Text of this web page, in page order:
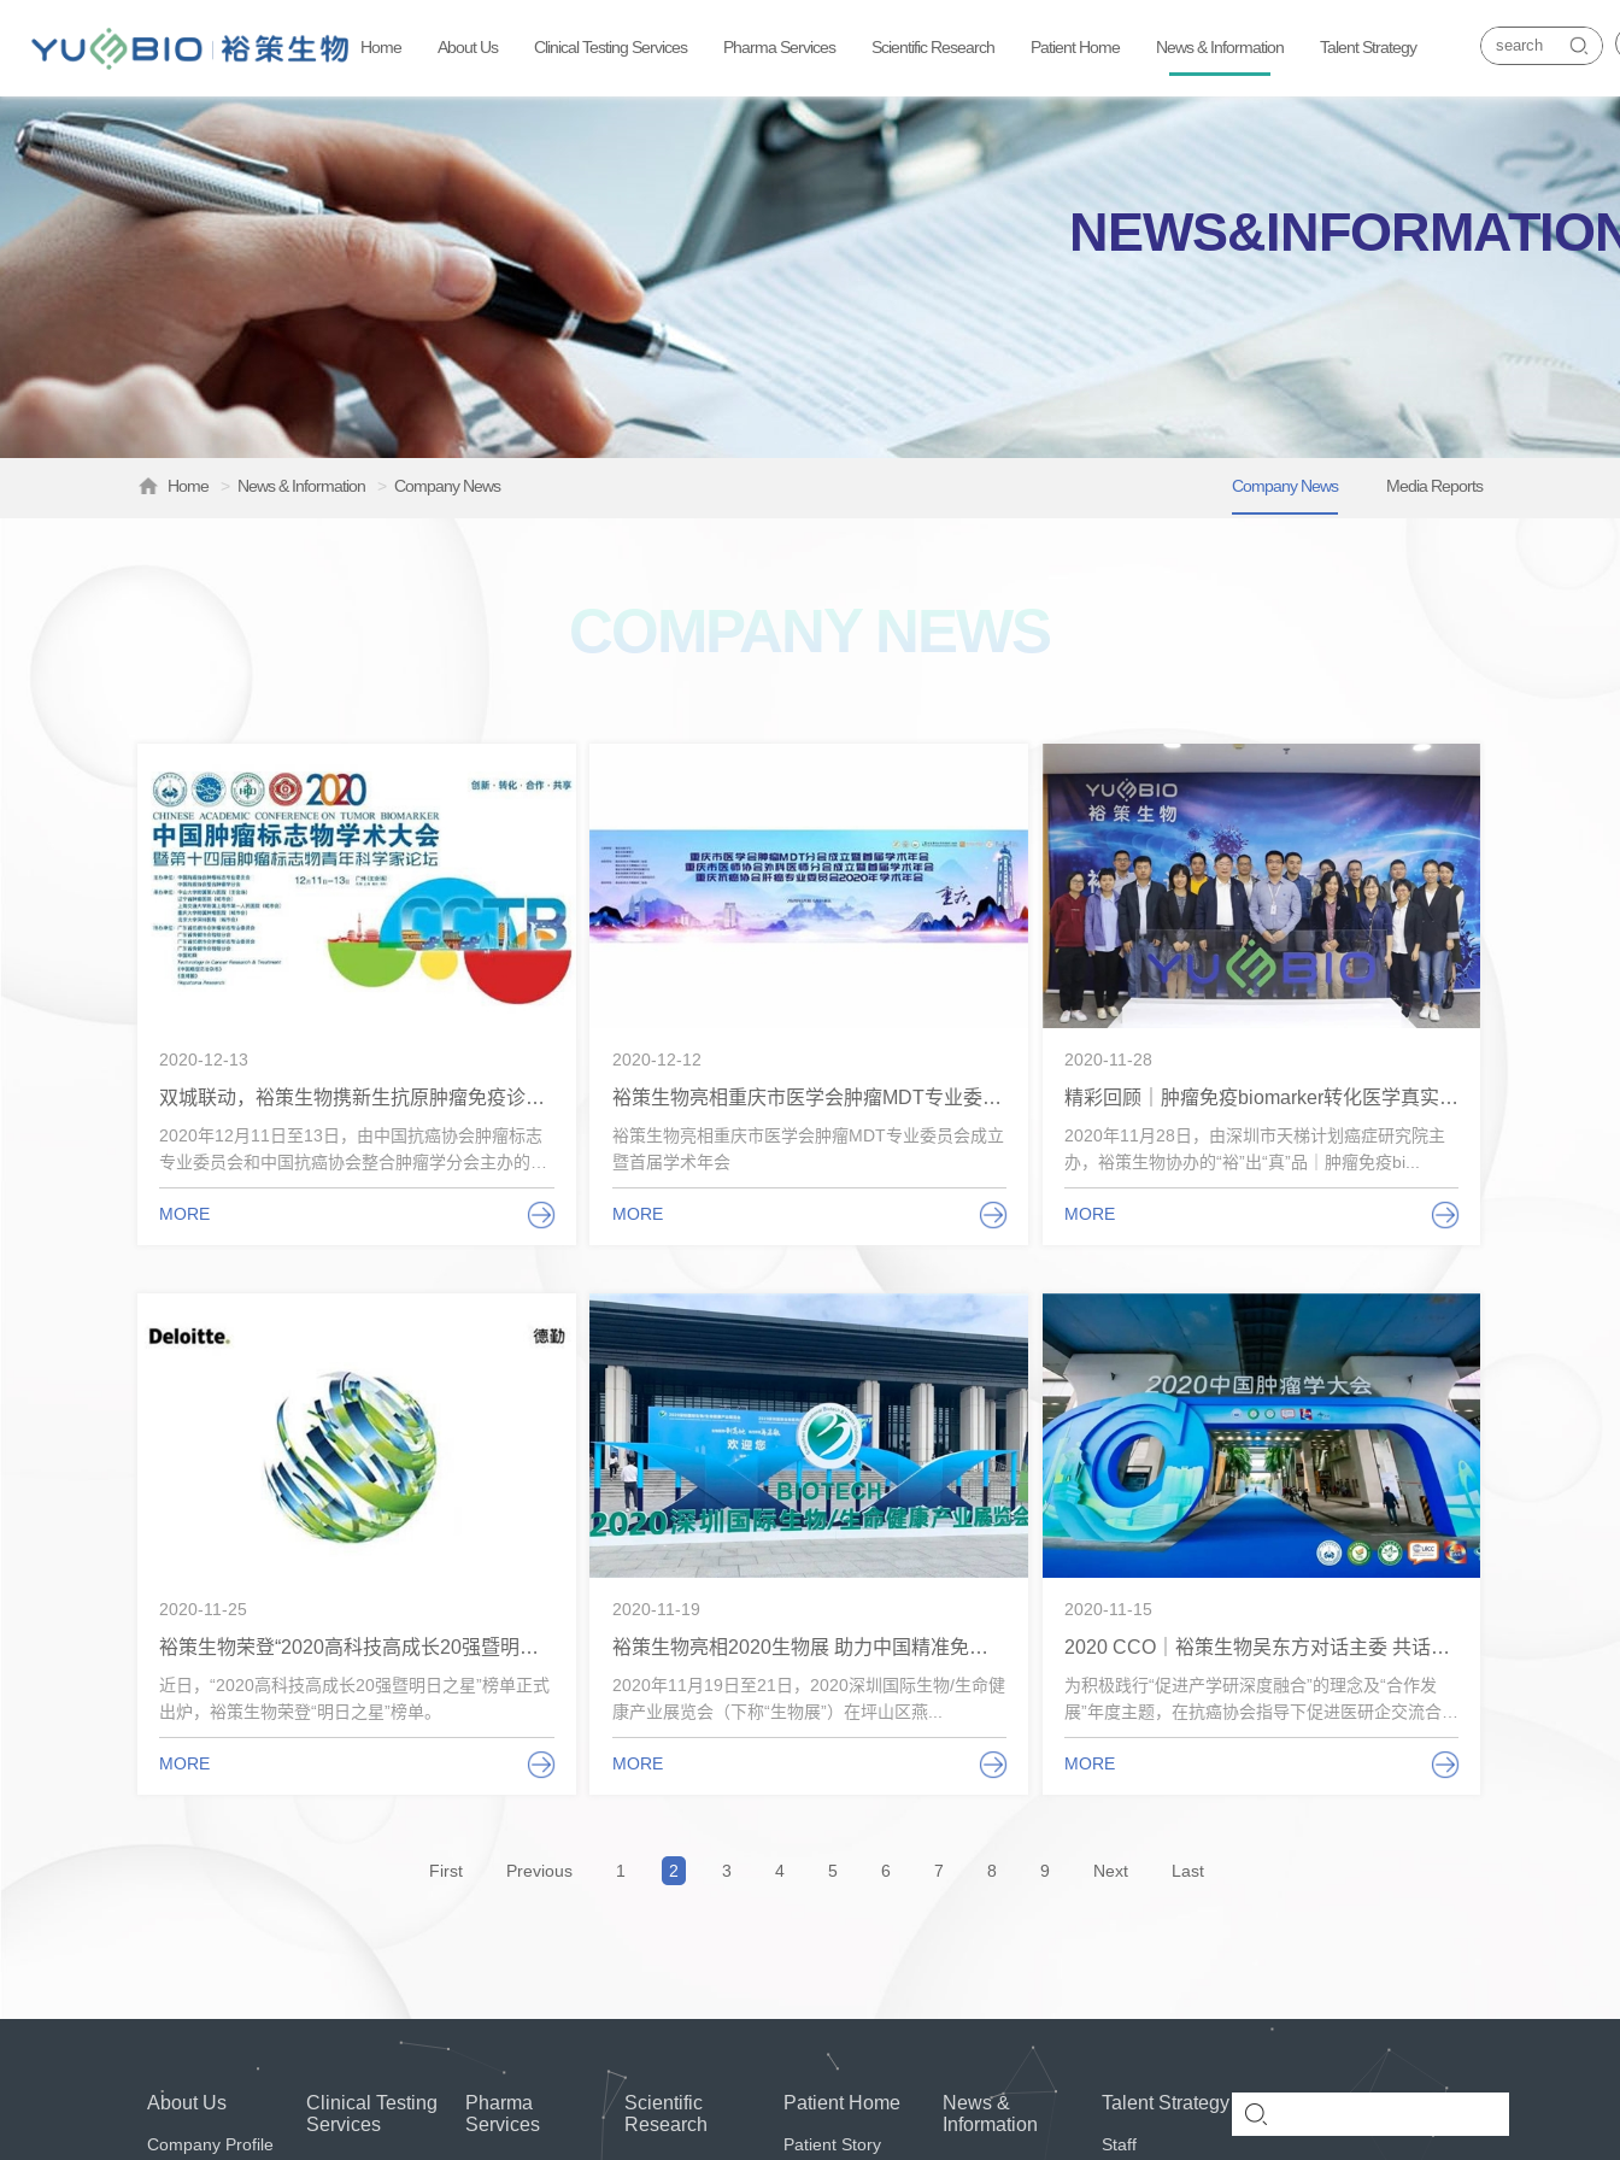
Home About Us Clinical Testing Services Pharma Services Scientific Research Patient Home News & Information Talent Strategy
Home > News & Information > Company News Company News Media Reports
COMPANY NEWS
2020-12-13
双城联动，裕策生物携新生抗原肿瘤免疫诊疗技术惊艳亮相CCTB
2020年12月11日至13日，由中国抗癌协会肿瘤标志
专业委员会和中国抗癌协会整合肿瘤学分会主办的
2...
MORE
2020-12-12
裕策生物亮相重庆市医学会肿瘤MDT专业委员会成立暨首届学术年会
裕策生物亮相重庆市医学会肿瘤MDT专业委员会成立
暨首届学术年会
MORE
2020-11-28
精彩回顾｜肿瘤免疫biomarker转化医学真实世界研究系列论坛
2020年11月28日，由深圳市天梯计划癌症研究院主
办，裕策生物协办的“裕”出“真”品｜肿瘤免疫bi...
MORE
2020-11-25
裕策生物荣登“2020高科技高成长20强暨明日之星”榜单
近日，“2020高科技高成长20强暨明日之星”榜单正式
出炉，裕策生物荣登“明日之星”榜单。
MORE
2020-11-19
裕策生物亮相2020生物展 助力中国精准免疫诊疗
2020年11月19日至21日，2020深圳国际生物/生命健
康产业展览会（下称“生物展”）在坪山区燕...
MORE
2020-11-15
2020 CCO｜裕策生物吴东方对话主委 共话医研企合作
为积极践行“促进产学研深度融合”的理念及“合作发
展”年度主题，在抗癌协会指导下促进医研企交流合
作，2...
MORE
First Previous 1 2 3 4 5 6 7 8 9 Next Last
About Us
Company Profile
Clinical Testing
Services
Pharma
Services
Scientific
Research
Patient Home
Patient Story
News &
Information
Talent Strategy
Staff